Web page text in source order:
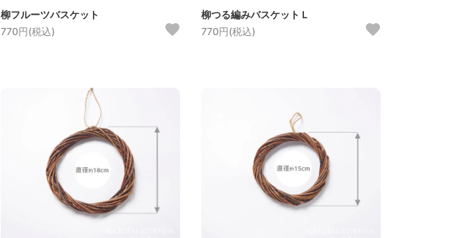
柳フルーツバスケット
770円(税込)
柳つる編みバスケットＬ
770円(税込)